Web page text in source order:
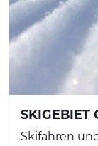
SKIGEBIET
Skifahren